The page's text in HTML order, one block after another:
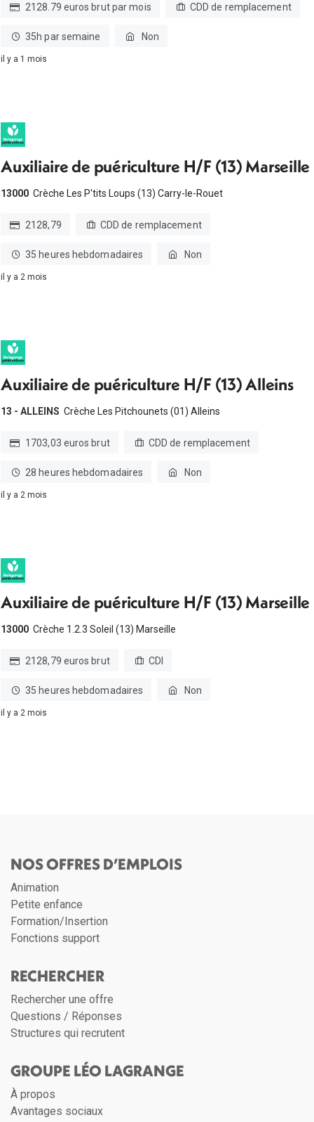
2128.79 euros brut par mois CDD de remplacement
35h par semaine Non
il y a 1 mois
Auxiliaire de puériculture H/F (13) Marseille
13000 Crèche Les P'tits Loups (13) Carry-le-Rouet
2128,79 CDD de remplacement
35 heures hebdomadaires Non
il y a 2 mois
Auxiliaire de puériculture H/F (13) Alleins
13 - ALLEINS Crèche Les Pitchounets (01) Alleins
1703,03 euros brut CDD de remplacement
28 heures hebdomadaires Non
il y a 2 mois
Auxiliaire de puériculture H/F (13) Marseille
13000 Crèche 1.2.3 Soleil (13) Marseille
2128,79 euros brut CDI
35 heures hebdomadaires Non
il y a 2 mois
NOS OFFRES D’EMPLOIS
Animation
Petite enfance
Formation/Insertion
Fonctions support
RECHERCHER
Rechercher une offre
Questions / Réponses
Structures qui recrutent
GROUPE LÉO LAGRANGE
À propos
Avantages sociaux